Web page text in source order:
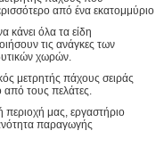
από ένα εκατομμύριο
κάνει όλα τα είδη
τις ανάγκες των
χωρών.
μετρητής πάχους σειράς
από τους πελάτες.
περιοχή μας, εργαστήριο
παραγωγής